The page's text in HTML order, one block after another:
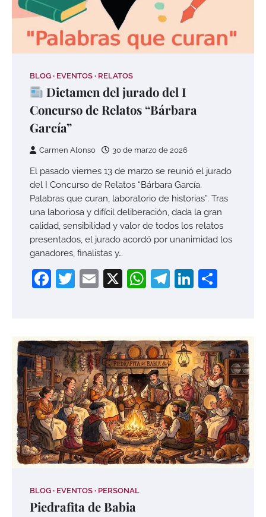
BLOG EVENTOS RELATOS
Dictamen del jurado del I
Concurso de Relatos “Bárbara
García”
Carmen Alonso 30 de marzo de 2026
El pasado viernes 13 de marzo se reunió el jurado
del I Concurso de Relatos “Bárbara García.
Palabras que curan, laboratorio de historias”. Tras
una laboriosa y difícil deliberación, dada la gran
calidad, sensibilidad y valor de todos los relatos
presentados, el jurado acordó por unanimidad los
ganadores, finalistas y…
Facebook
Twitter
Email
X WhatsApp
Telegram
BLOG EVENTOS PERSONAL
Piedrafita de Babia